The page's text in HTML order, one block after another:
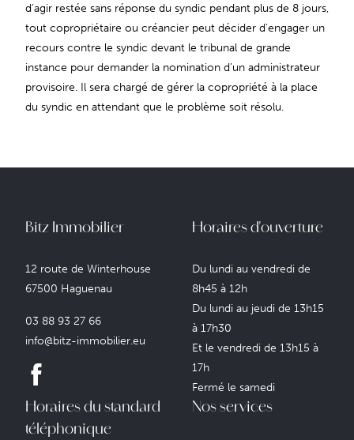
d’agir restée sans réponse du syndic pendant plus de 8 jours,
tout copropriétaire ou créancier peut décider d’engager un
recours contre le syndic devant le tribunal de grande
instance pour demander la nomination d’un administrateur
provisoire. Il sera chargé de gérer la copropriété à la place
du syndic en attendant que le problème soit résolu.
Bitz Immobilier
12 route de Winterhouse
67500 Haguenau
03 88 93 27 66
info@bitz-immobilier.eu
Horaires d'ouverture
Du lundi au vendredi de
8h45 à 12h
Du lundi au jeudi de 13h15
à 17h30
Et le vendredi de 13h15 à
17h
Fermé le samedi
Horaires du standard
téléphonique
Nos services